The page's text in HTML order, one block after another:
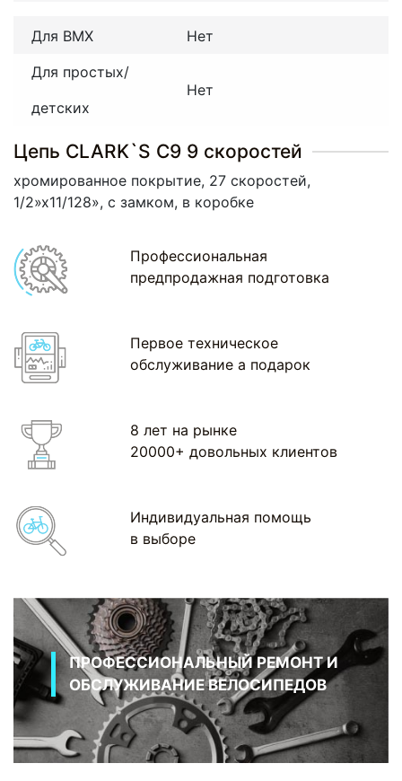
Для BMX
Нет
Для простых/
детских
Нет
Цепь CLARK`S С9 9 скоростей
хромированное покрытие, 27 скоростей,
1/2»х11/128», с замком, в коробке
Профессиональная
предпродажная подготовка
Первое техническое
обслуживание а подарок
8 лет на рынке
20000+ довольных клиентов
Индивидуальная помощь
в выборе
ПРОФЕССИОНАЛЬНЫЙ РЕМОНТ И
ОБСЛУЖИВАНИЕ ВЕЛОСИПЕДОВ